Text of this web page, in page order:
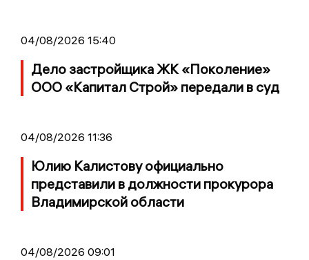
04/08/2026 15:40
Дело застройщика ЖК «Поколение»
ООО «Капитал Строй» передали в суд
04/08/2026 11:36
Юлию Калистову официально
представили в должности прокурора
Владимирской области
04/08/2026 09:01